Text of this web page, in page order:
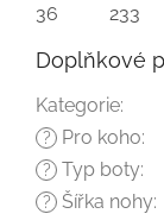
36
233
Doplňkové
Kategorie:
? Pro koho:
? Typ boty:
? Šířka nohy: